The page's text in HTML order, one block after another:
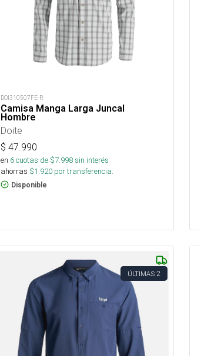
DOI310507FE-R
Camisa Manga Larga Juncal
Hombre
Doite
$ 47.990
en 6cuotas de $7.998sin interés
ahorras $1.920por transferencia.
Disponible
ÚLTIMAS 2